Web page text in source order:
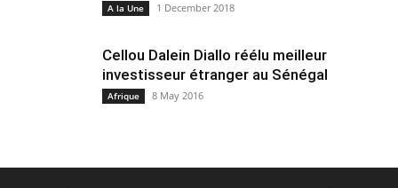
A la Une 1 December 2018
Cellou Dalein Diallo réélu meilleur
investisseur étranger au Sénégal
Afrique 8 May 2016